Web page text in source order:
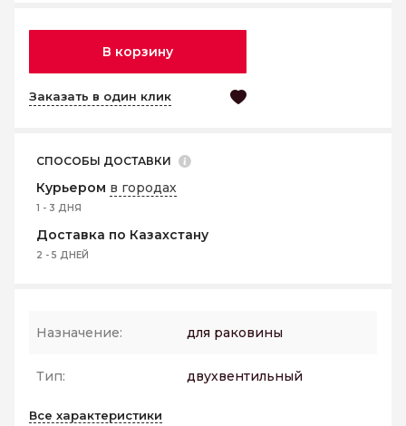
В корзину
Заказать в один клик
СПОСОБЫ ДОСТАВКИ
Курьером в городах
1 - 3 ДНЯ
Доставка по Казахстану
2 - 5 ДНЕЙ
Назначение: для раковины
Тип: двухвентильный
Все характеристики